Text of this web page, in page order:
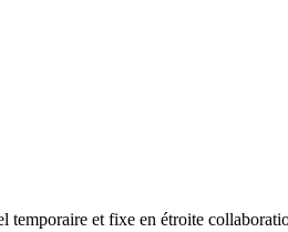
et fixe en étroite